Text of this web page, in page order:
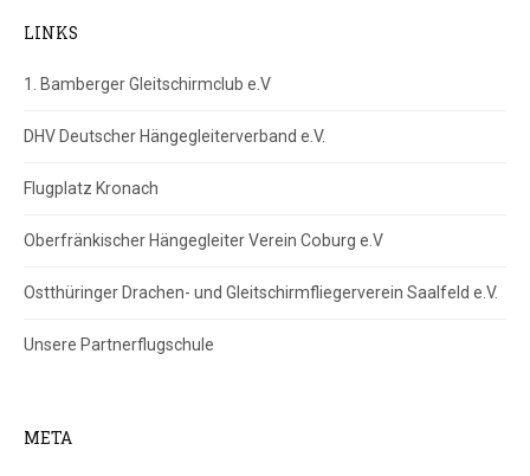
LINKS
1. Bamberger Gleitschirmclub e.V
DHV Deutscher Hängegleiterverband e.V.
Flugplatz Kronach
Oberfränkischer Hängegleiter Verein Coburg e.V
Ostthüringer Drachen- und Gleitschirmfliegerverein Saalfeld e.V.
Unsere Partnerflugschule
META